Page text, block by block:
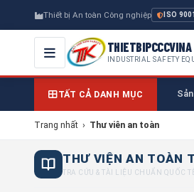
Thiết bị An toàn Công nghiệp ISO 9001
INDUSTRIAL SAFETY
TẤT CẢ DANH MỤC
Trang nhất › Thư viên an toàn
THƯ VIỆN AN TOÀN
TRA CỨU & TÀI LIỆU CHUẨN QUỐC